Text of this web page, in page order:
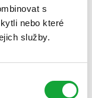
s
nebo které
služby.